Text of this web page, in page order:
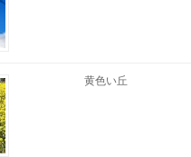
黄色い丘